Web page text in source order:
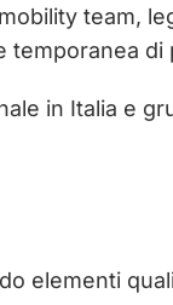
team,
di
in Italia e
elementi